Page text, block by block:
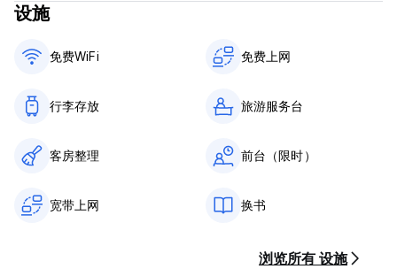
设施
免费WiFi 免费上网
行李存放 旅游服务台
客房整理 前台（限时）
宽带上网 换书
浏览所有 设施